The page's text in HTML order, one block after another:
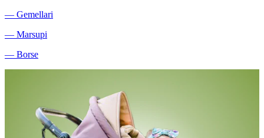
― Gemellari
― Marsupi
― Borse